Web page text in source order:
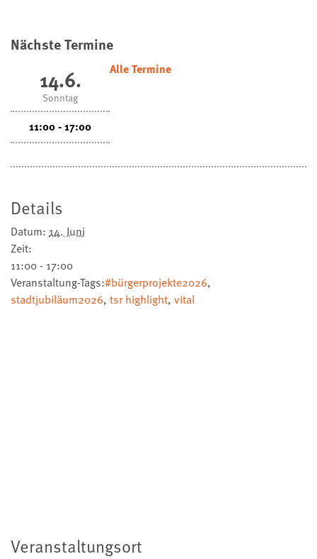
Nächste Termine
14.6.
Sonntag
11:00 - 17:00
Alle Termine
Details
Datum: 14. Juni
Zeit:
11:00 - 17:00
Veranstaltung-Tags:#bürgerprojekte2026,
stadtjubiläum2026, tsr highlight, vital
Veranstaltungsort